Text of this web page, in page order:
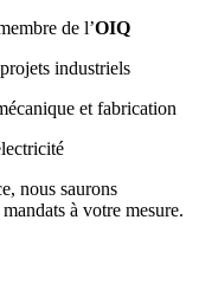
de l’OIQ
industriels
et fabrication
nous saurons
à votre mesure.